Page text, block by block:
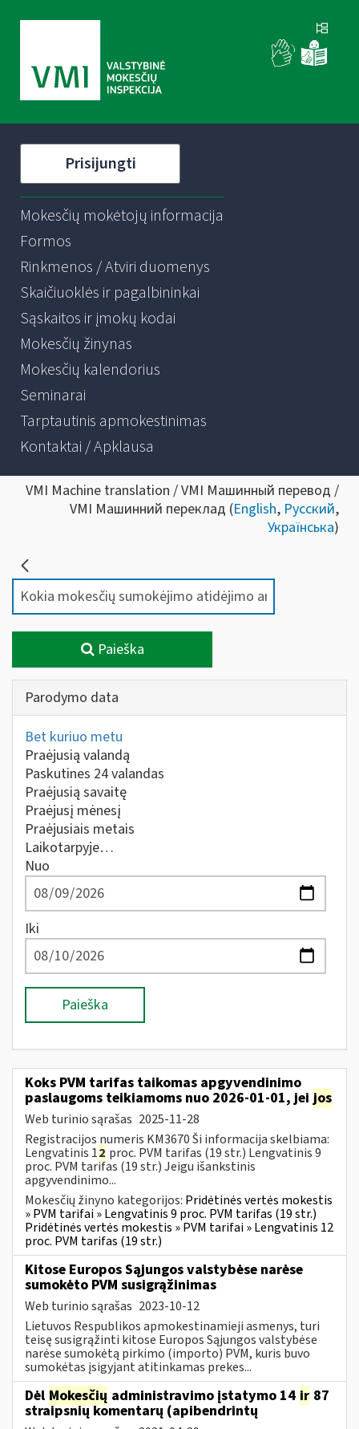
Prisijungti
Mokesčių mokėtojų informacija
Formos
Rinkmenos / Atviri duomenys
Skaičiuoklės ir pagalbininkai
Sąskaitos ir įmokų kodai
Mokesčių žinynas
Mokesčių kalendorius
Seminarai
Tarptautinis apmokestinimas
Kontaktai / Apklausa
VMI Machine translation / VMI Машинный перевод /
VMI Машинний переклад (English, Русский,
Українська)
Paieška
Parodymo data
Bet kuriuo metu
Praėjusią valandą
Paskutines 24 valandas
Praėjusią savaitę
Praėjusį mėnesį
Praėjusiais metais
Laikotarpyje…
Nuo
Iki
Paieška
Koks PVM tarifas taikomas apgyvendinimo
paslaugoms teikiamoms nuo 2026-01-01, jei jos
Web turinio sąrašas 2025-11-28
Registracijos numeris KM3670 Ši informacija skelbiama:
Lengvatinis 12 proc. PVM tarifas (19 str.) Lengvatinis 9
proc. PVM tarifas (19 str.) Jeigu išankstinis
apgyvendinimo...
Mokesčių žinyno kategorijos: Pridėtinės vertės mokestis
» PVM tarifai » Lengvatinis 9 proc. PVM tarifas (19 str.)
Pridėtinės vertės mokestis » PVM tarifai » Lengvatinis 12
proc. PVM tarifas (19 str.)
Kitose Europos Sąjungos valstybėse narėse
sumokėto PVM susigrąžinimas
Web turinio sąrašas 2023-10-12
Lietuvos Respublikos apmokestinamieji asmenys, turi
teisę susigrąžinti kitose Europos Sąjungos valstybėse
narėse sumokėtą pirkimo (importo) PVM, kuris buvo
sumokėtas įsigyjant atitinkamas prekes...
Dėl Mokesčių administravimo įstatymo 14 ir 87
straipsnių komentarų (apibendrintų